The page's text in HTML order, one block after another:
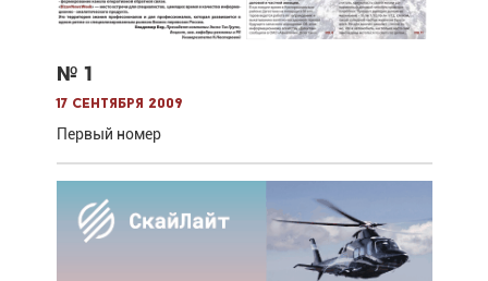
№ 1
17 сентября 2009
Первый номер